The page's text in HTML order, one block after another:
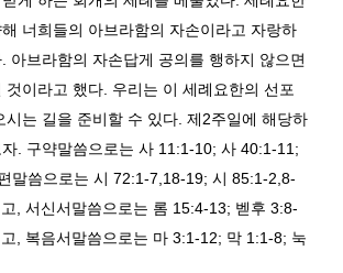
너희들의 아브라함의 자손이라고 자랑하
아브라함의 자손답게 공의를 행하지 않으면
것이라고 했다 우리는 이 세례요한의 선포
시는 길을 준비할 수 있다 제2주일에 해당하
구약말씀으로는 사 11:1-10; 사 40:1-11;
말씀으로는 시 72:1-7,18-19; 시 85:1-2,8-
서신서말씀으로는 롬 15:4-13; 벧후 3:8-
복음서말씀으로는 마 3:1-12; 막 1:1-8; 눅